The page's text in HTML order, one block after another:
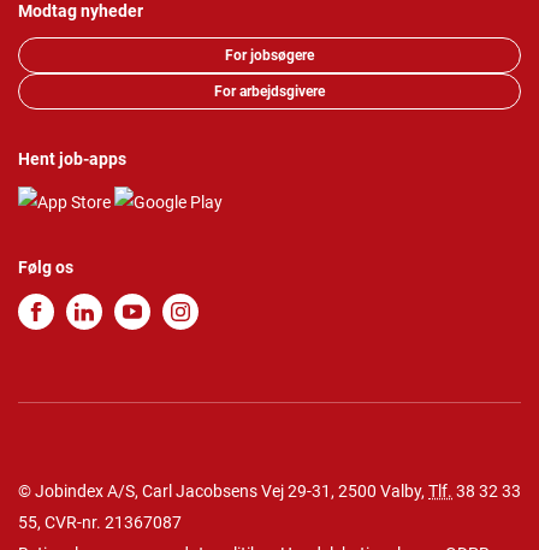
Modtag nyheder
For jobsøgere
For arbejdsgivere
Hent job-apps
Følg os
© Jobindex A/S, Carl Jacobsens Vej 29-31, 2500 Valby, Tlf. 38 32 33
55, CVR-nr. 21367087